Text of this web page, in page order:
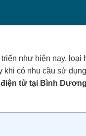
như hiện nay,
có nhu cầu sử
tử tại Bình Dương